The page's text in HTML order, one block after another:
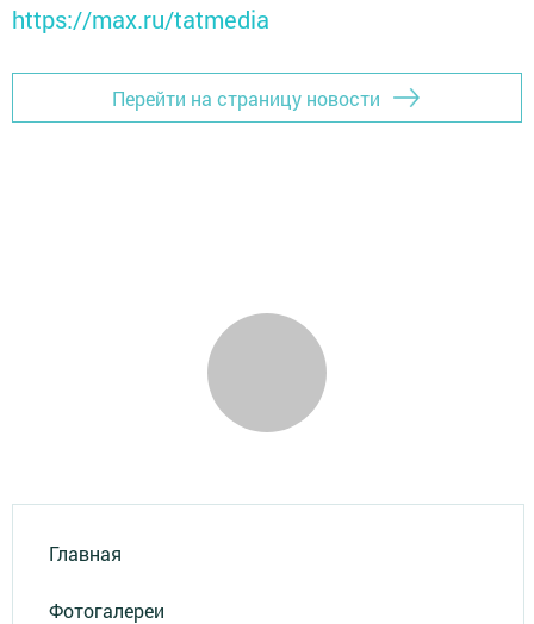
https://max.ru/tatmedia
Перейти на страницу новости
Главная
Фотогалереи